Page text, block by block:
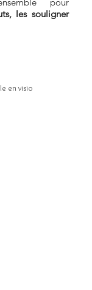
les souligner
en visio